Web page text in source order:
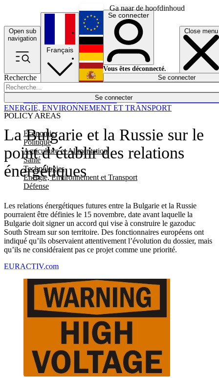
Ga naar de hoofdinhoud
Open sub
navigation
Close menu
Recherche
Se connecter
POLICY AREAS
Economie
Politique
Agriculture et Alimentation
Santé
Technologies
Energie, Environnement et Transport
Défense
Économie
Français
English
Deutsch
Español
Se connecter
Vous êtes déconnecté.
Se connecter
La Bulgarie et la Russie sur le
point d’établir des relations
énergétiques
Les relations énergétiques futures entre la Bulgarie et la Russie
pourraient être définies le 15 novembre, date avant laquelle la
Bulgarie doit signer un accord qui vise à construire le gazoduc
South Stream sur son territoire. Des fonctionnaires européens ont
indiqué qu’ils observaient attentivement l’évolution du dossier, mais
qu’ils ne considéraient pas ce projet comme une priorité.
ENERGIE, ENVIRONNEMENT ET TRANSPORT
EURACTIV.com